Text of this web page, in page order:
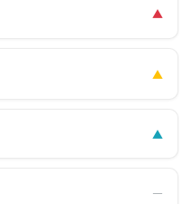
▲
▲
▲
―